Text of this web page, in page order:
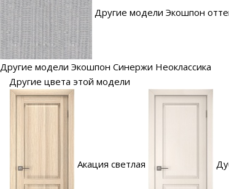
Другие модели Экошпон
Другие модели Экошпон Синержи Неоклассика
Другие цвета этой модели
Акация светлая